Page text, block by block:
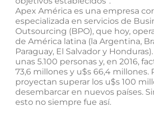
Apex América es una empresa
especializada en servicios de
Outsourcing (BPO), que hoy,
de América latina (la Argentina,
Paraguay, El Salvador y
unas 5.100 personas y, en 2016,
73,6 millones y u$s 66,4 millones.
proyectan superar los u$s 100
desembarcar en nuevos países.
esto no siempre fue así.